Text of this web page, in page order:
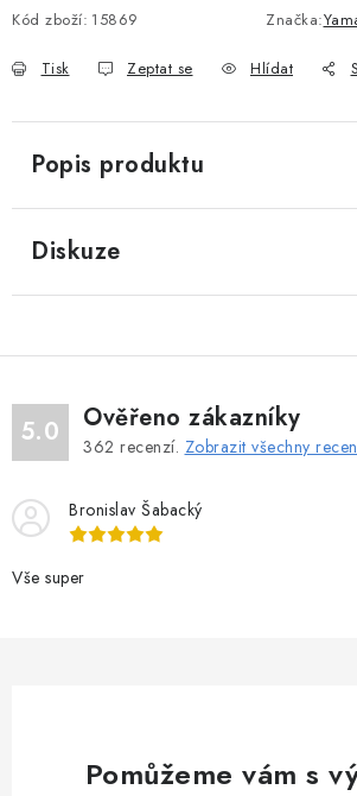
PŘÍSLUŠENSTVÍ K MOTORŮM
PŘÍVĚSY K LODÍM
ZNAČKY
Doprava a platba
Kód zboží: 15869 Značka:
Tisk Zeptat se Hlídat
Popis produktu
Diskuze
5.0 Ověřeno zákazníky
362 recenzí. Zobrazit všechny
Bronislav Šabacký
Vše super
Pomůžeme vám s